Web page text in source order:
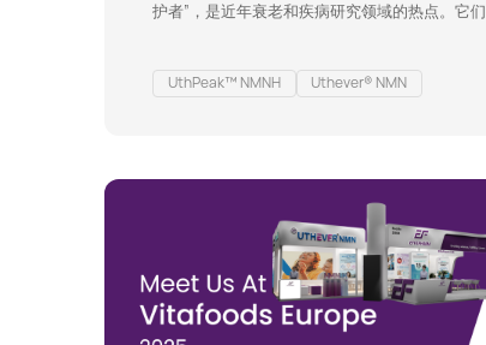
护者”，是近年衰老和疾病研究领域的热点。它们
深入探讨三个核心问题：Sirtuin究竟是什么？科
学家们对其有何重要发现？备受关注的NMN、
UthPeak™ NMNH Uthever® NMN